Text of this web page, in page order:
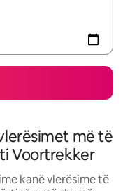
më të
Voortrekker
kanë vlerësime të